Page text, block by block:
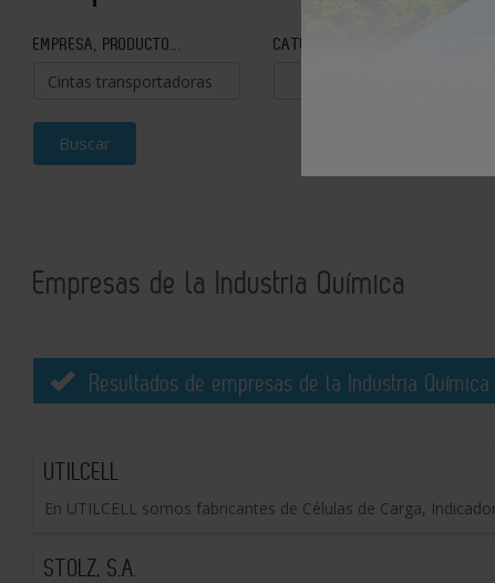
EMPRESA, PRODUCTO... CATEGORÍA
Buscar
Empresas de la Industria Química
Resultados de empresas de la Industria Química
UTILCELL
En UTILCELL somos fabricantes de Células de Carga,
STOLZ, S.A.